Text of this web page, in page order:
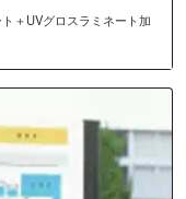
＋UVグロスラミネート加